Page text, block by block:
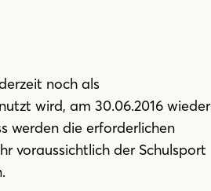
noch als
wird, am 30.06.2016 wieder
werden die erforderlichen
voraussichtlich der Schulsport